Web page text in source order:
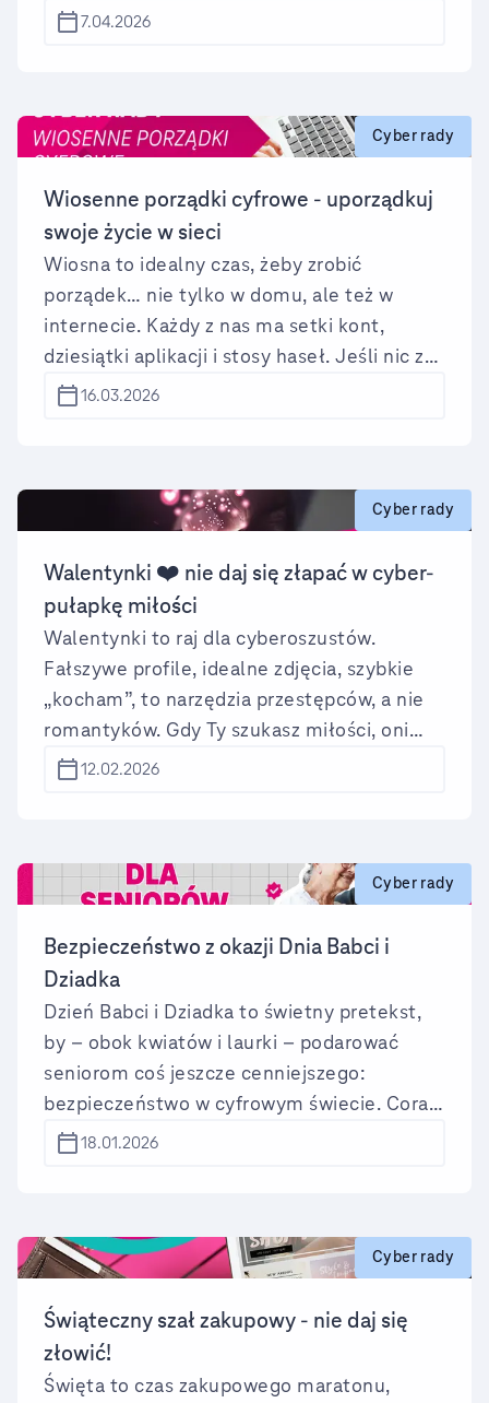
znacznie bardziej niepokojąca. Bo dark web
współczesnej cyberprzestępczości i działa
znacznie bliżej naszej codzienności, niż
chcielibyśmy przyznać.
7.04.2026
Cyber rady
Wiosenne porządki cyfrowe - uporządkuj
swoje życie w sieci
Wiosna to idealny czas, żeby zrobić
porządek… nie tylko w domu, ale też w
internecie. Każdy z nas ma setki kont,
dziesiątki aplikacji i stosy haseł. Jeśli nic z
tym nie robimy, cyfrowy chaos zaczyna nam
16.03.2026
Cyber rady
Walentynki ❤️ nie daj się złapać w cyber-
pułapkę miłości
Walentynki to raj dla cyberoszustów.
Fałszywe profile, idealne zdjęcia, szybkie
„kocham”, to narzędzia przestępców, a nie
romantyków. Gdy Ty szukasz miłości, oni
polują na emocje, pieniądze i dane. Jedno
łatwo można stać się ofiarą.
12.02.2026
Cyber rady
Bezpieczeństwo z okazji Dnia Babci i
Dziadka
Dzień Babci i Dziadka to świetny pretekst,
by – obok kwiatów i laurki – podarować
seniorom coś jeszcze cenniejszego:
bezpieczeństwo w cyfrowym świecie. Coraz
więcej babć i dziadków korzysta z internetu,
18.01.2026
Cyber rady
Świąteczny szał zakupowy - nie daj się
złowić!
Święta to czas zakupowego maratonu,